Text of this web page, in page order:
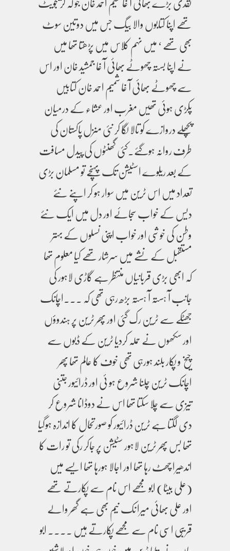
تھے اپنا کتابوں والا بیگ جس میں دوتین سوٹ
بھی تھے ‘ میں نہم کلاس میں پڑھتا تھا میں
نے اپنا بستہ چھوٹے بھائی آ غا جمشید خان اور اس
سے چھوٹے بھائی آ غا شمیم احمد خان کتابیں
پکڑی ہوئی تھیں مغرب اور عشاء کے درمیان
پچھلے دروازے کو تالا لگا کر نئی منزل پاکستان کی
طرف روانہ ہوگئے۔کئی گھنٹوں کی پیدل مسافت
کے بعد ریلوے اسٹیشن تک پہنچے تو مسلمان بڑی
تعداد میں اس ٹرین میں سوار ہو کر اپنے نئے
دیس کے خواب سجائے اور دل میں ایک نئے
وطن کی خوشی اور خواب اپنی نسلوں کے بہتر
مستقبل کے نشے میں سرشار تھے کیا معلوم تھا
کہ ابھی بڑی قربانیاں منتظر ہے گاڑی لاہور کی
جانب آ ہستہ آ ہستہ بڑھ رہی تھی کہ ۔۔۔اچانک
جھٹکے سے ٹرین رک گئی اور پھر ٹرین پر ہندوؤں
اور سکھوں نے حملہ کردیا ٹرین کے ڈبوں سے
چیخ و پکار بلند ہورہی تھی خوف کا عالم تھا پھر
اچانک ٹرین چلنا شروع ہو ئی اور ڈرائیور جتنی
تیزی سے چلا سکتا تھا اس نے دوڈانا شروع کر
دی لگتا ہے ٹرین ڈرائیور کو صورتحال کا اندازہ ہوگیا
تھا بس پھر ٹرین لاہور سٹیشن پر جاکر رکی تو رات کا
اندھیرا چھٹ رہا تھا اور اجالا ہورہا تھا ایسے میں
(علی بیٹا) ابو مجھے اس نام سے پکارتے تھے
اور علی بھائی میرا نک نیم بھی ہے گھر والے
قریبی اسی نام سے مجھے پکارتے ہیں ۔۔۔۔ ابو